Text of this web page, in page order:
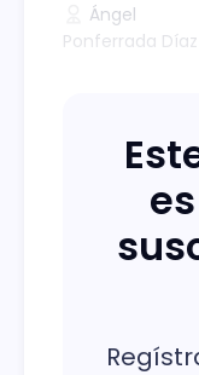
Ángel
Ponferrada Díaz